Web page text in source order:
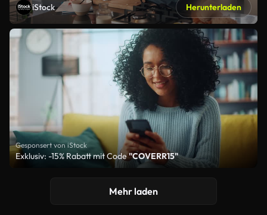
iStock Herunterladen
Gesponsert von iStock
Exklusiv: -15% Rabatt mit Code"COVERR15"
Mehr laden